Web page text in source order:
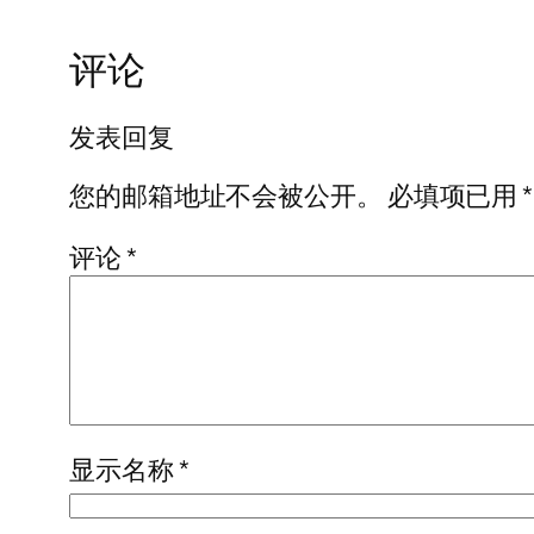
评论
发表回复
您的邮箱地址不会被公开。
必填项已用*
评论*
显示名称*